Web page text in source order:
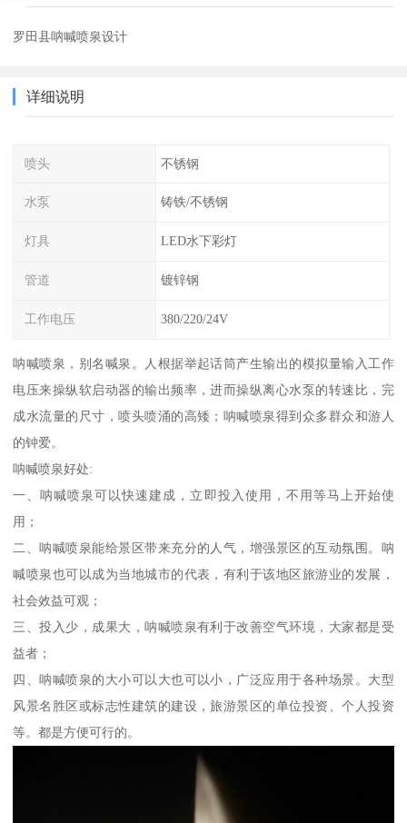
罗田县呐喊喷泉设计
详细说明
喷头 不锈钢
水泵 铸铁/不锈钢
灯具 LED水下彩灯
管道 镀锌钢
工作电压 380/220/24V
呐喊喷泉，别名喊泉。人根据举起话筒产生输出的模拟量输入工作
电压来操纵软启动器的输出频率，进而操纵离心水泵的转速比，完
成水流量的尺寸，喷头喷涌的高矮；呐喊喷泉得到众多群众和游人
的钟爱。
呐喊喷泉好处:
一、呐喊喷泉可以快速建成，立即投入使用，不用等马上开始使
用；
二、呐喊喷泉能给景区带来充分的人气，增强景区的互动氛围。呐
喊喷泉也可以成为当地城市的代表，有利于该地区旅游业的发展，
社会效益可观；
三、投入少，成果大，呐喊喷泉有利于改善空气环境，大家都是受
益者；
四、呐喊喷泉的大小可以大也可以小，广泛应用于各种场景。大型
风景名胜区或标志性建筑的建设，旅游景区的单位投资、个人投资
等。都是方便可行的。